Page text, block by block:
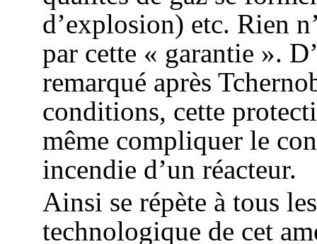
d’explosion) etc. Rien
par cette « garantie ».
remarqué après
conditions, cette
même compliquer le
incendie d’un réacteur.
Ainsi se répète à tous
technologique de cet